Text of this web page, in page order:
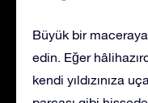
Büyük bir
edin. Eğer
kendi yıldızınıza